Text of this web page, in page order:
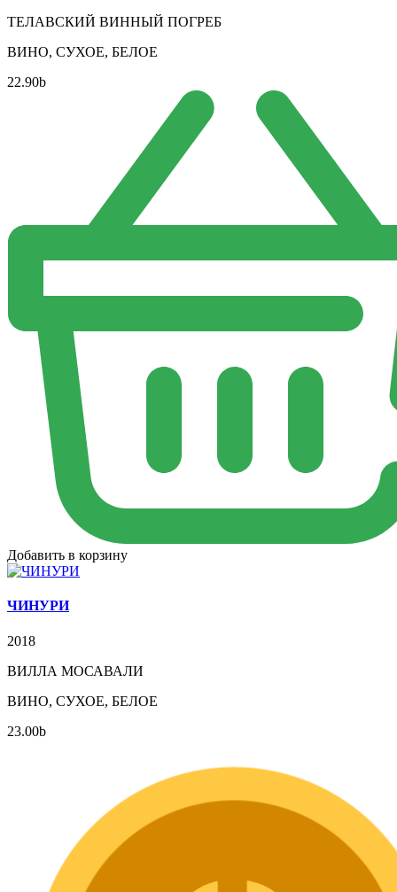
ТЕЛАВСКИЙ ВИННЫЙ ПОГРЕБ
ВИНО, СУХОЕ, БЕЛОЕ
22.90b
Добавить в корзину
ЧИНУРИ
2018
ВИЛЛА МОСАВАЛИ
ВИНО, СУХОЕ, БЕЛОЕ
23.00b